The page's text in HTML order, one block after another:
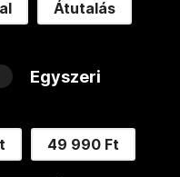
Átutalás
Egyszeri
49 990 Ft